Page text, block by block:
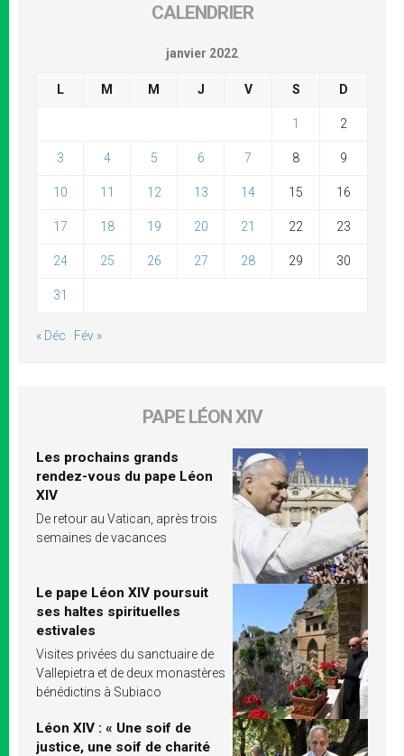
CALENDRIER
janvier 2022
L M M J V S D
1 2
3 4 5 6 7 8 9
10 11 12 13 14 15 16
17 18 19 20 21 22 23
24 25 26 27 28 29 30
31
« Déc Fév »
PAPE LÉON XIV
Les prochains grands
rendez-vous du pape Léon
XIV
De retour au Vatican, après trois
semaines de vacances
Le pape Léon XIV poursuit
ses haltes spirituelles
estivales
Visites privées du sanctuaire de
Vallepietra et de deux monastères
bénédictins à Subiaco
Léon XIV : « Une soif de
justice, une soif de charité